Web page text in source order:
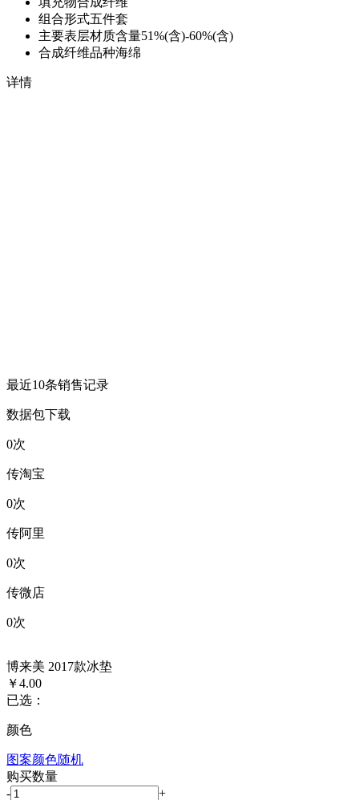
组合形式五件套
主要表层材质含量51%(含)-60%(含)
合成纤维品种海绵
详情
最近10条销售记录
数据包下载
0次
传淘宝
0次
传阿里
0次
传微店
0次
博来美 2017款冰垫
￥4.00
已选：
颜色
图案颜色随机
购买数量
-
+